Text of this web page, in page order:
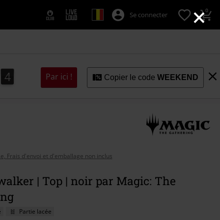
×
Se connecter 0
2
3
2
4
3 Par ici ! Copier le codeWEEKEND
Frais d'envoi et d'emballage non inclus
| Top | noir par Magic: The
Partie lacée